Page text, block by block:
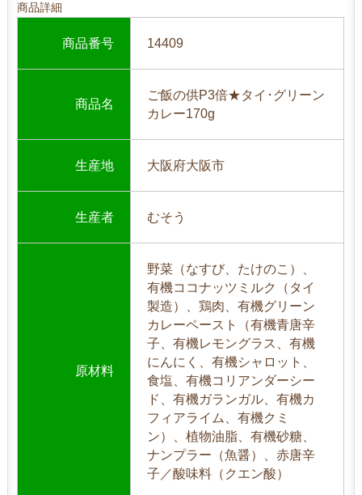
商品詳細
商品番号 14409
商品名
ご飯の供P3倍★タイ･グリーン
カレー170g
生産地 大阪府大阪市
生産者 むそう
原材料
野菜（なすび、たけのこ）、
有機ココナッツミルク（タイ
製造）、鶏肉、有機グリーン
カレーペースト（有機青唐辛
子、有機レモングラス、有機
にんにく、有機シャロット、
食塩、有機コリアンダーシー
ド、有機ガランガル、有機カ
フィアライム、有機クミ
ン）、植物油脂、有機砂糖、
ナンプラー（魚醤）、赤唐辛
子／酸味料（クエン酸）